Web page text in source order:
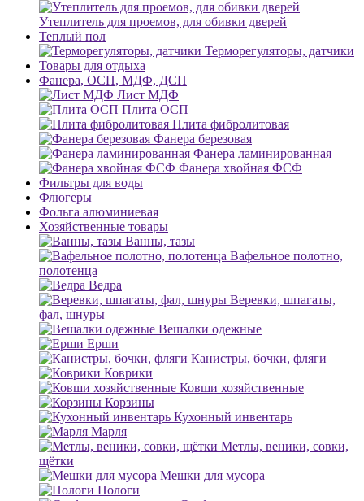
Утеплитель для проемов, для обивки дверей
Теплый пол
Терморегуляторы, датчики
Товары для отдыха
Фанера, ОСП, МДФ, ДСП
Лист МДФ
Плита ОСП
Плита фибролитовая
Фанера березовая
Фанера ламинированная
Фанера хвойная ФСФ
Фильтры для воды
Флюгеры
Фольга алюминиевая
Хозяйственные товары
Ванны, тазы
Вафельное полотно,
полотенца
Ведра
Веревки, шпагаты,
фал, шнуры
Вешалки одежные
Ерши
Канистры, бочки, фляги
Коврики
Ковши хозяйственные
Корзины
Кухонный инвентарь
Марля
Метлы, веники, совки,
щётки
Мешки для мусора
Пологи